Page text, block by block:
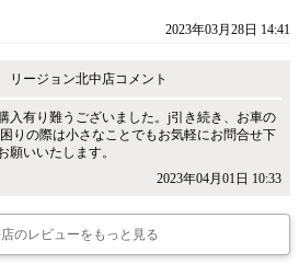
2023年03月28日 14:41
ージョン北中店コメント
入有り難うございました。j引き続き、お車の
りの際は小さなことでもお気軽にお問合せ下
願いいたします。
2023年04月01日 10:33
店のレビューをもっと見る